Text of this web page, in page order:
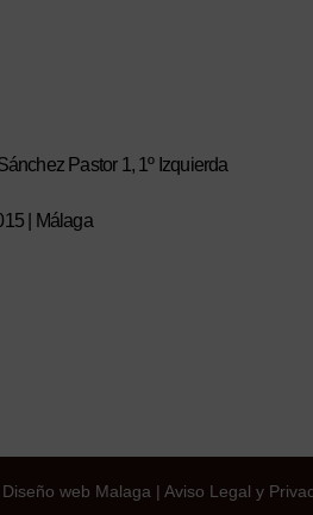
Pastor 1, 1º Izquierda
| Málaga
Diseño web Malaga | Aviso Legal y